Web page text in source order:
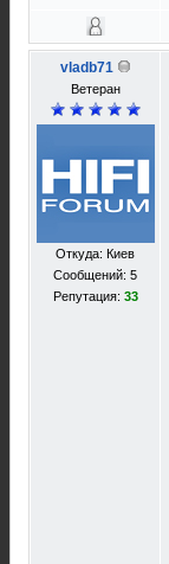
vladb71
Ветеран
Откуда: Киев
Сообщений: 5
Репутация: 33